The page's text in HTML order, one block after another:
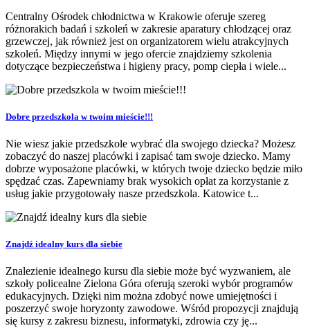
Centralny Ośrodek chłodnictwa w Krakowie oferuje szereg
różnorakich badań i szkoleń w zakresie aparatury chłodzącej oraz
grzewczej, jak również jest on organizatorem wielu atrakcyjnych
szkoleń. Między innymi w jego ofercie znajdziemy szkolenia
dotyczące bezpieczeństwa i higieny pracy, pomp ciepła i wiele...
Dobre przedszkola w twoim mieście!!!
Nie wiesz jakie przedszkole wybrać dla swojego dziecka? Możesz
zobaczyć do naszej placówki i zapisać tam swoje dziecko. Mamy
dobrze wyposażone placówki, w których twoje dziecko będzie miło
spędzać czas. Zapewniamy brak wysokich opłat za korzystanie z
usług jakie przygotowały nasze przedszkola. Katowice t...
Znajdź idealny kurs dla siebie
Znalezienie idealnego kursu dla siebie może być wyzwaniem, ale
szkoły policealne Zielona Góra oferują szeroki wybór programów
edukacyjnych. Dzięki nim można zdobyć nowe umiejętności i
poszerzyć swoje horyzonty zawodowe. Wśród propozycji znajdują
się kursy z zakresu biznesu, informatyki, zdrowia czy ję...